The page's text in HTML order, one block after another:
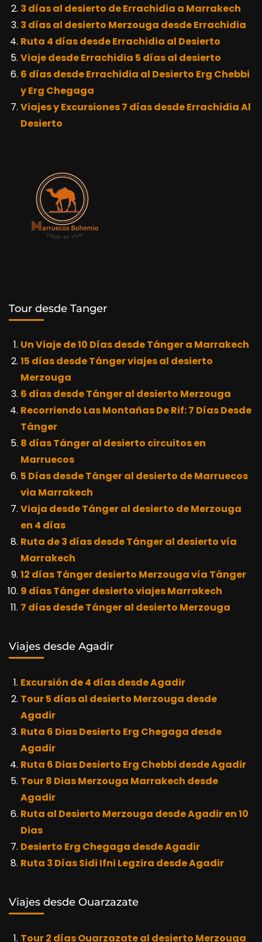
3 días al desierto de Errachidia a Marrakech
3 días al desierto Merzouga desde Errachidia
Ruta 4 días desde Errachidia al Desierto
Viaje desde Errachidia 5 días al desierto
6 días desde Errachidia al Desierto Erg Chebbi
y Erg Chegaga
Viajes y Excursiones 7 días desde Errachidia Al
Desierto
Tour desde Tanger
Un Viaje de 10 Días desde Tánger a Marrakech
15 días desde Tánger viajes al desierto
Merzouga
6 días desde Tánger al desierto Merzouga
Recorriendo Las Montañas De Rif: 7 Días Desde
Tánger
8 días Tánger al desierto circuitos en
Marruecos
5 Días desde Tánger al desierto de Marruecos
via Marrakech
Viaja desde Tánger al desierto de Merzouga
en 4 días
Ruta de 3 días desde Tánger al desierto vía
Marrakech
12 días Tánger desierto Merzouga vía Tánger
9 días Tánger desierto viajes Marrakech
7 días desde Tánger al desierto Merzouga
Viajes desde Agadir
Excursión de 4 días desde Agadir
Tour 5 días al desierto Merzouga desde
Agadir
Ruta 6 Dias Desierto Erg Chegaga desde
Agadir
Ruta 6 Dias Desierto Erg Chebbi desde Agadir
Tour 8 Dias Merzouga Marrakech desde
Agadir
Ruta al Desierto Merzouga desde Agadir en 10
Dias
Desierto Erg Chegaga desde Agadir
Ruta 3 Días Sidi Ifni Legzira desde Agadir
Viajes desde Ouarzazate
Tour 2 días Ouarzazate al desierto Merzouga